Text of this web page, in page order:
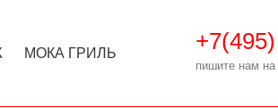
МОКА ГРИЛЬ +7(495)
пишите нам на